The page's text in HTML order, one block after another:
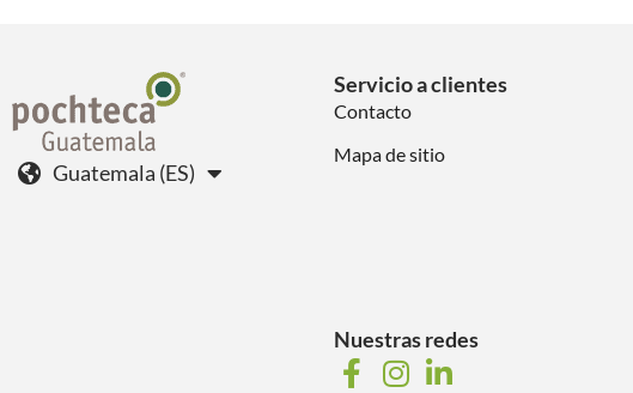
Guatemala (ES)
Servicio a clientes
Contacto
Mapa de sitio
Nuestras redes